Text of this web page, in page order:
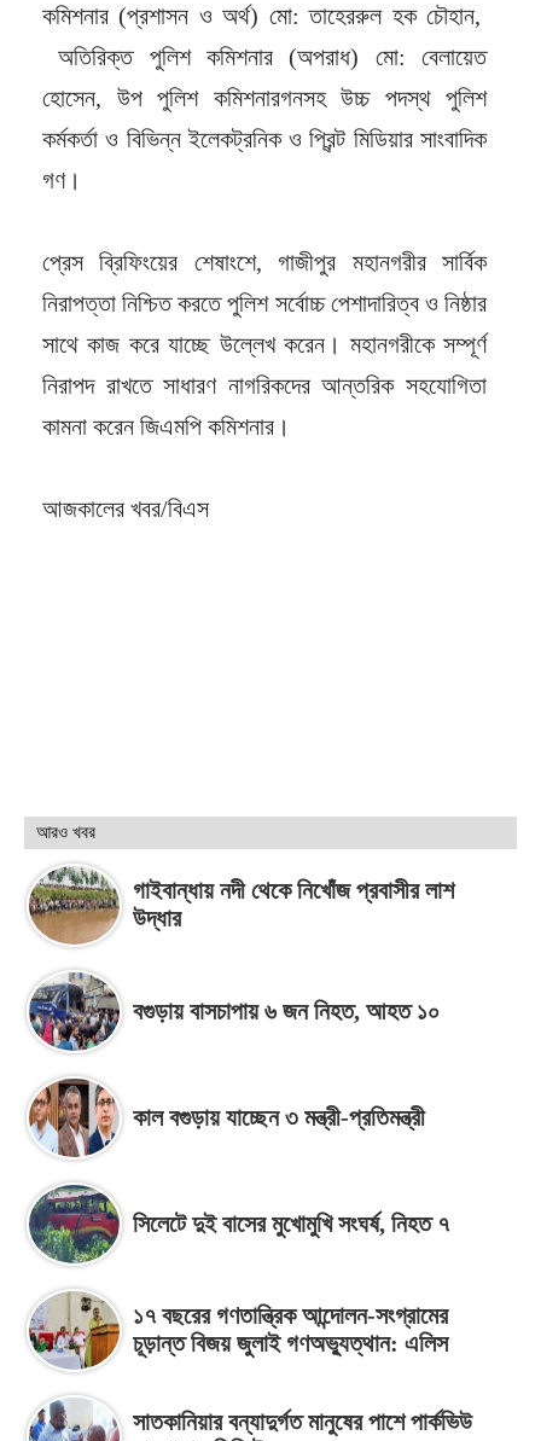
কমিশনার (প্রশাসন ও অর্থ) মো: তাহেররুল হক চৌহান,
অতিরিক্ত পুলিশ কমিশনার (অপরাধ) মো: বেলায়েত
হোসেন, উপ পুলিশ কমিশনারগনসহ উচ্চ পদস্থ পুলিশ
কর্মকর্তা ও বিভিন্ন ইলেকট্রনিক ও প্রিন্ট মিডিয়ার সাংবাদিক
গণ।
প্রেস ব্রিফিংয়ের শেষাংশে, গাজীপুর মহানগরীর সার্বিক
নিরাপত্তা নিশ্চিত করতে পুলিশ সর্বোচ্চ পেশাদারিত্ব ও নিষ্ঠার
সাথে কাজ করে যাচ্ছে উল্লেখ করেন। মহানগরীকে সম্পূর্ণ
নিরাপদ রাখতে সাধারণ নাগরিকদের আন্তরিক সহযোগিতা
কামনা করেন জিএমপি কমিশনার।
আজকালের খবর/বিএস
আরও খবর
গাইবান্ধায় নদী থেকে নিখোঁজ প্রবাসীর লাশ
উদ্ধার
বগুড়ায় বাসচাপায় ৬ জন নিহত, আহত ১০
কাল বগুড়ায় যাচ্ছেন ৩ মন্ত্রী-প্রতিমন্ত্রী
সিলেটে দুই বাসের মুখোমুখি সংঘর্ষ, নিহত ৭
১৭ বছরের গণতান্ত্রিক আন্দোলন-সংগ্রামের
চূড়ান্ত বিজয় জুলাই গণঅভ্যুত্থান: এলিস
সাতকানিয়ার বন্যাদুর্গত মানুষের পাশে পার্কভিউ